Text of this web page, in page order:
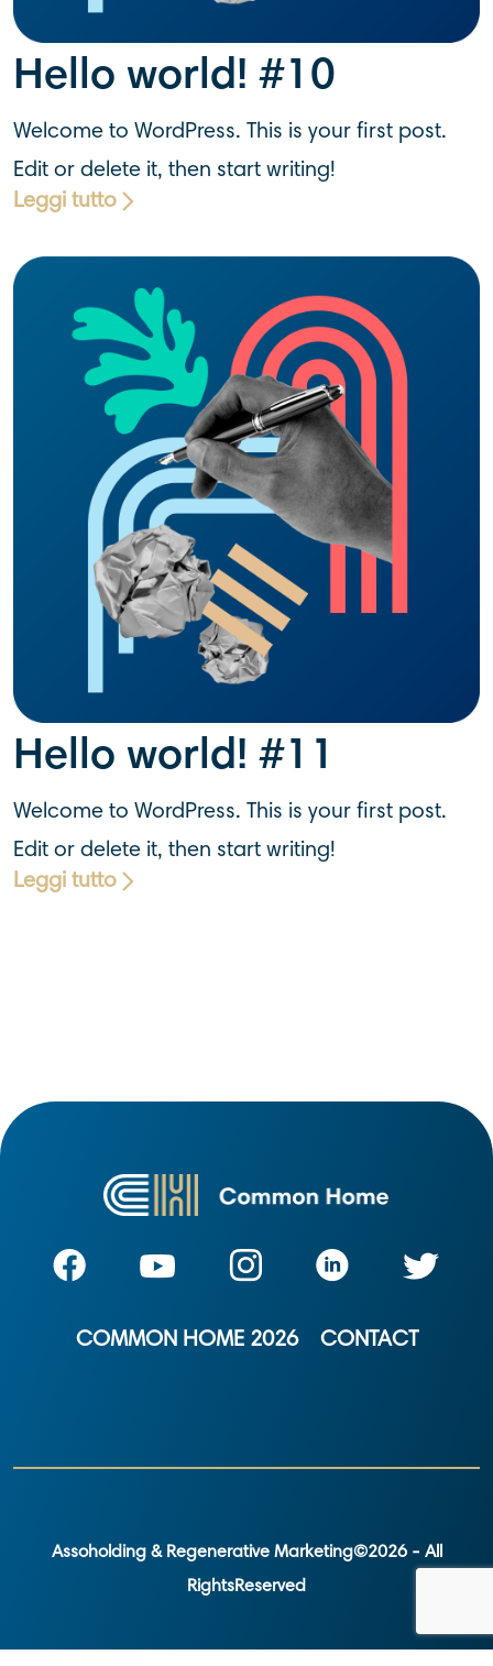
Hello world! #10
Welcome to WordPress. This is your first post.
Edit or delete it, then start writing!
Leggi tutto
Hello world! #11
Welcome to WordPress. This is your first post.
Edit or delete it, then start writing!
Leggi tutto
COMMON HOME 2026 CONTACT
Assoholding & Regenerative Marketing©2026 - All
RightsReserved